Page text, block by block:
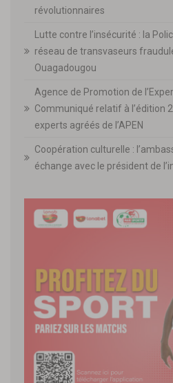
révolutionnaires
Lutte contre l’insécurité : la
réseau de transvaseurs
Ouagadougou
Agence de Promotion de
Communiqué relatif à l’édition
experts agréés de l’APEN
Coopération culturelle :
échange avec le président de